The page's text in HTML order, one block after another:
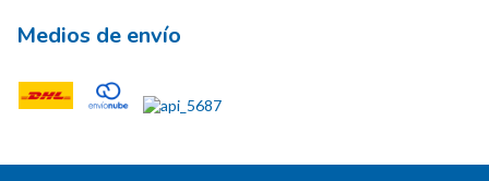
Medios de envío